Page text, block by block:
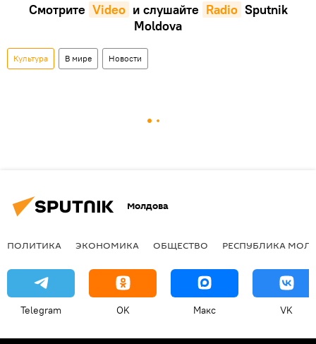
Смотрите Video и слушайте Radio Sputnik
Moldova
Культура В мире Новости
Молдова
ПОЛИТИКА ЭКОНОМИКА ОБЩЕСТВО РЕСПУБЛИКА
Telegram OK Макс VK